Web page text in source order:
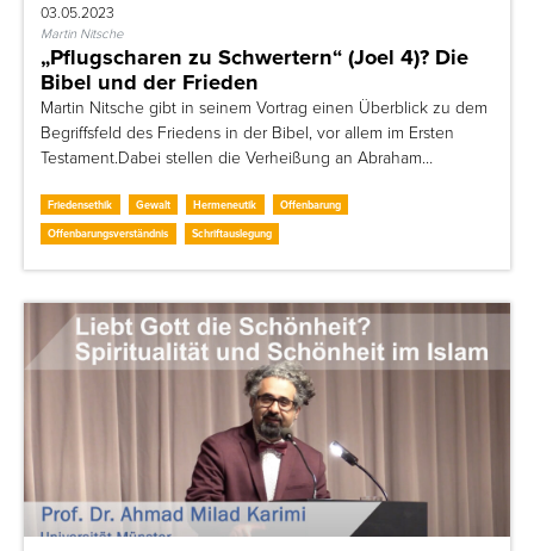
03.05.2023
Martin Nitsche
„Pflugscharen zu Schwertern“ (Joel 4)? Die
Bibel und der Frieden
Martin Nitsche gibt in seinem Vortrag einen Überblick zu dem
Begriffsfeld des Friedens in der Bibel, vor allem im Ersten
Testament.Dabei stellen die Verheißung an Abraham…
Friedensethik Gewalt Hermeneutik
Offenbarung
Offenbarungsverständnis
Schriftauslegung